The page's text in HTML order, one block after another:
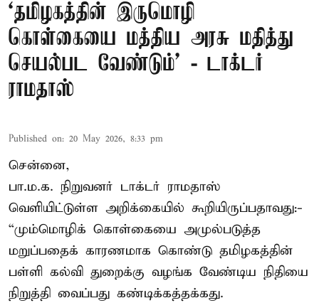
‘தமிழகத்தின் இருமொழி
கொள்கையை மத்திய அரசு மதித்து
செயல்பட வேண்டும்’ - டாக்டர்
ராமதாஸ்
Published on: 20 May 2026, 8:33 pm
சென்னை,
பா.ம.க. நிறுவனர் டாக்டர் ராமதாஸ்
வெளியிட்டுள்ள அறிக்கையில் கூறியிருப்பதாவது:-
“மும்மொழிக் கொள்கையை அமுல்படுத்த
மறுப்பதைக் காரணமாக கொண்டு தமிழகத்தின்
பள்ளி கல்வி துறைக்கு வழங்க வேண்டிய நிதியை
நிறுத்தி வைப்பது கண்டிக்கத்தக்கது.